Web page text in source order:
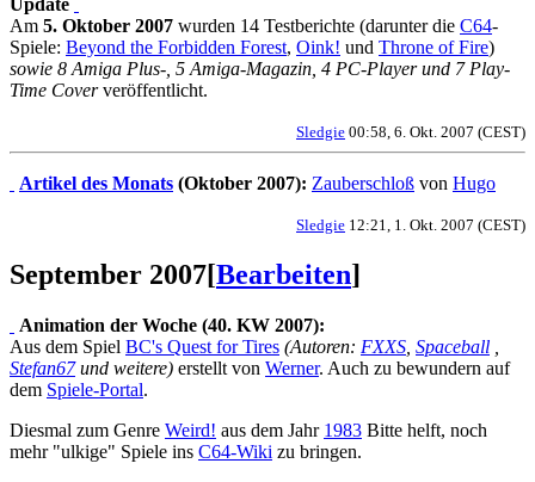
Update
Am 5. Oktober 2007 wurden 14 Testberichte (darunter die C64-
Spiele: Beyond the Forbidden Forest, Oink! und Throne of Fire)
sowie 8 Amiga Plus-, 5 Amiga-Magazin, 4 PC-Player und 7 Play-
Time Coververöffentlicht.
Sledgie 00:58, 6. Okt. 2007 (CEST)
Artikel des Monats (Oktober 2007): Zauberschloß von Hugo
Sledgie 12:21, 1. Okt. 2007 (CEST)
September 2007[Bearbeiten]
Animation der Woche (40. KW 2007):
Aus dem Spiel BC's Quest for Tires (Autoren: FXXS Spaceball
Stefan67und weitere) erstellt von Werner. Auch zu bewundern auf
dem Spiele-Portal.
Diesmal zum Genre Weird! aus dem Jahr 1983 Bitte helft, noch
mehr "ulkige" Spiele ins C64-Wiki zu bringen.